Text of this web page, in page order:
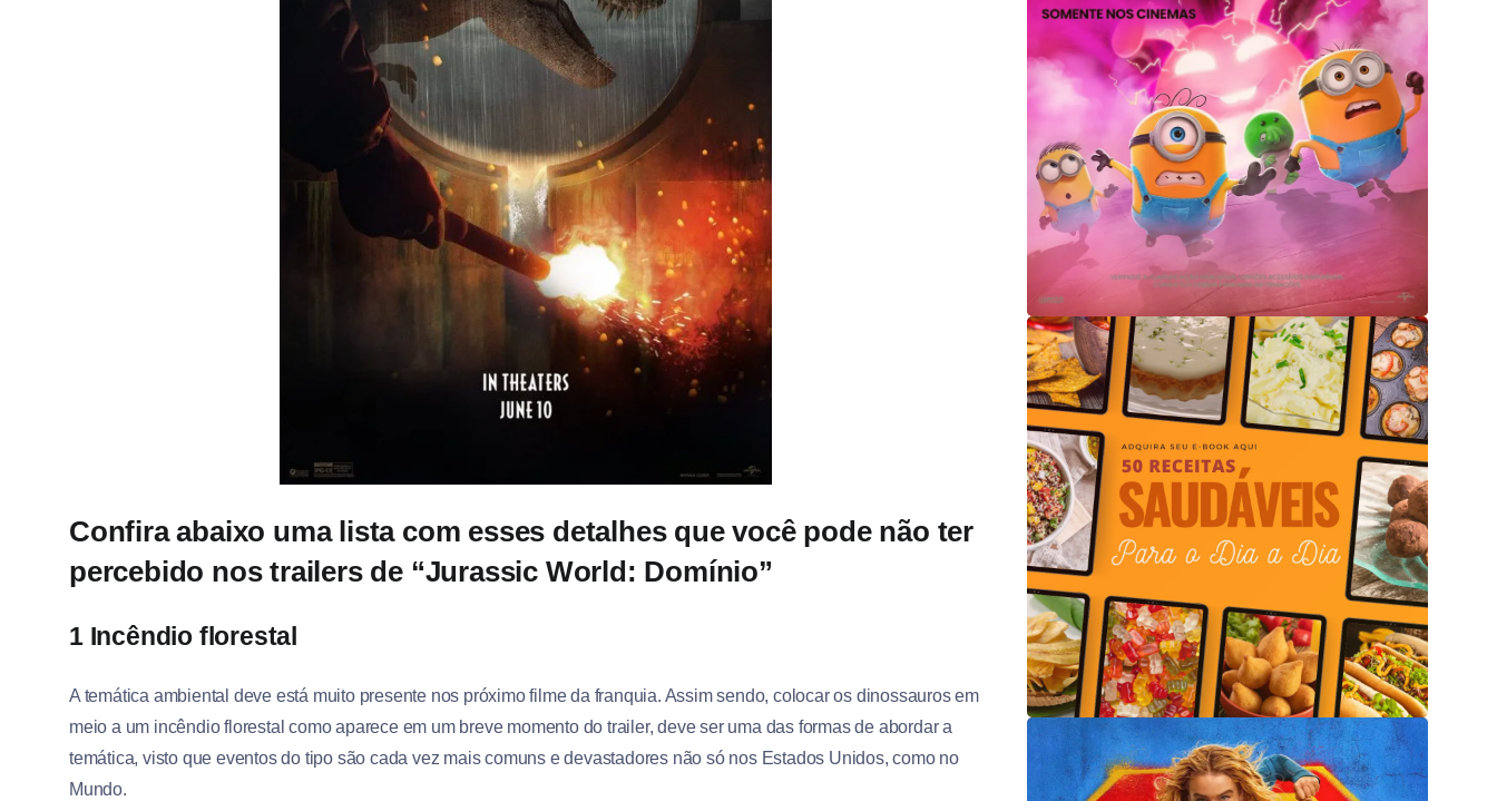
Confira abaixo uma lista com esses detalhes que você pode não ter
percebido nos trailers de “Jurassic World: Domínio”
1 Incêndio florestal
A temática ambiental deve está muito presente nos próximo filme da franquia. Assim sendo, colocar os dinossauros em
meio a um incêndio florestal como aparece em um breve momento do trailer, deve ser uma das formas de abordar a
temática, visto que eventos do tipo são cada vez mais comuns e devastadores não só nos Estados Unidos, como no
Mundo.